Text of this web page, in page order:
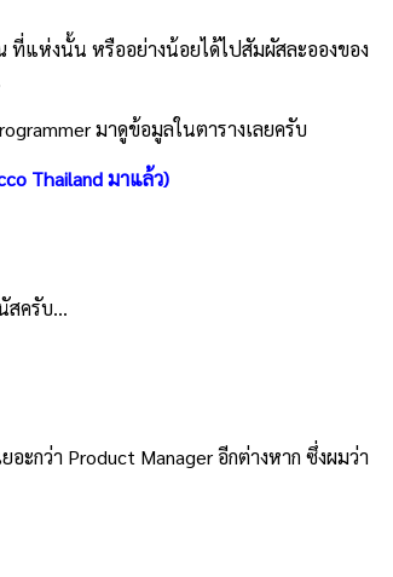
ที่แห่งนั้น หรืออย่างน้อยได้ไปสัมผัสละอองของ
มาดูข้อมูลในตารางเลยครับ
Thailand มาแล้ว)
สครับ…
ะกว่า Product Manager อีกต่างหาก ซึ่งผมว่า